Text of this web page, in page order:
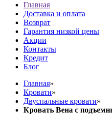
Главная
Доставка и оплата
Возврат
Гарантия низкой цены
Акции
Контакты
Кредит
Блог
Главная»
Кровати»
Двуспальные кровати»
Кровать Вена с